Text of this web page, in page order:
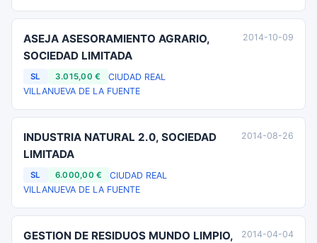
ASEJA ASESORAMIENTO AGRARIO,
SOCIEDAD LIMITADA
SL 3.015,00 €
CIUDAD REAL
VILLANUEVA DE LA FUENTE
2014-10-09
INDUSTRIA NATURAL 2.0, SOCIEDAD
LIMITADA
SL 6.000,00 €
CIUDAD REAL
VILLANUEVA DE LA FUENTE
2014-08-26
GESTION DE RESIDUOS MUNDO LIMPIO,
2014-04-04